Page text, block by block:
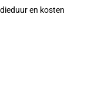
en kosten